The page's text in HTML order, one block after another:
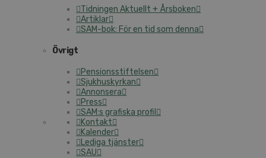
Tidningen Aktuellt + Årsboken
Artiklar
SAM-bok: För en tid som denna
Övrigt
Pensionsstiftelsen
Sjukhuskyrkan
Annonsera
Press
SAM:s grafiska profil
Kontakt
Kalender
Lediga tjänster
SAU